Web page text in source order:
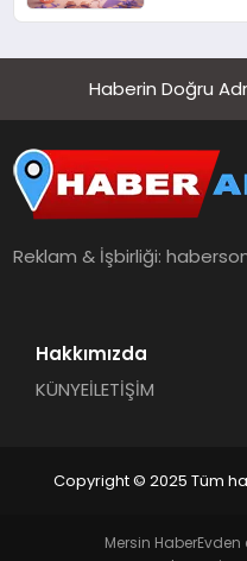
Haberin Doğru
Reklam & İşbirliği:
Hakkımızda
KÜNYEİLETİŞİM
Copyright © 2025 Tüm
Mersin HaberEvden